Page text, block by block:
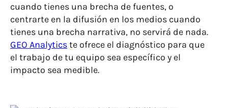
cuando tienes una brecha de fuentes, o
centrarte en la difusión en los medios cuando
tienes una brecha narrativa, no servirá de nada.
GEO Analyticste ofrece el diagnóstico para que
el trabajo de tu equipo sea específico y el
impacto sea medible.